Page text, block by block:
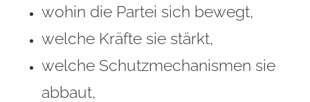
wohin die Partei sich bewegt,
welche Kräfte sie stärkt,
welche Schutzmechanismen sie
abbaut,